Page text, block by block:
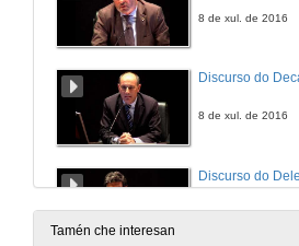
8 de xul. de 2016
8 de xul. de 2016
8 de xul. de 2016
Tamén che interesan